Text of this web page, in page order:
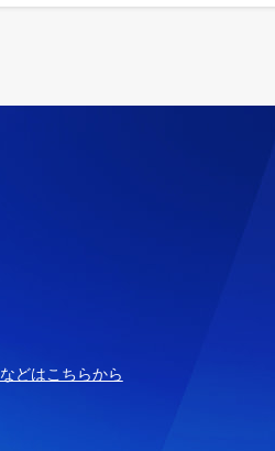
どはこちらから